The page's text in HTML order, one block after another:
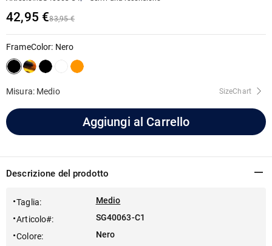
42,95 €83,95 €
FrameColor: Nero
Misura: Medio SizeChart
Aggiungi al Carrello
Descrizione del prodotto
Taglia:
Medio
Articolo#:
SG40063-C1
Colore:
Nero